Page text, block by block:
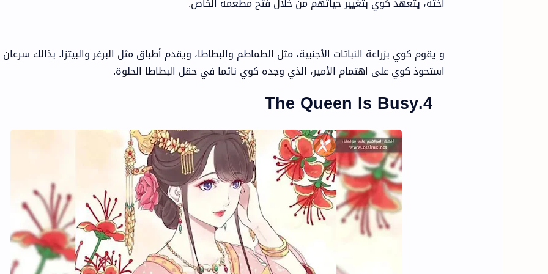
و يقوم كوي بزراعة النباتات الأجنبية، مثل الطماطم والبطاطا، ويقدم أطباق مثل البرغر والبيتزا. بذالك
استحوذ كوي على اهتمام الأمير، الذي وجده كوي نائما في حقل البطاطا الحلوة.
4.The Queen Is Busy